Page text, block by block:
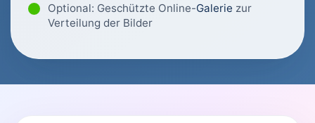
Optional: Geschützte Online-Galerie zur
Verteilung der Bilder